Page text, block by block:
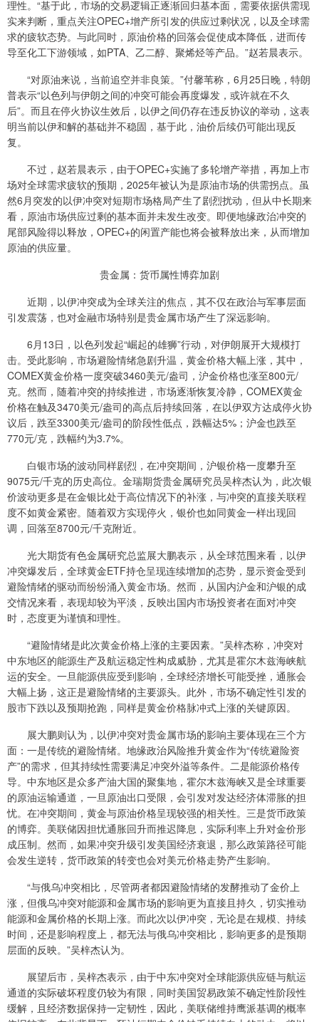
理性。“基于此，市场的交易逻辑正逐渐回归基本面，需要依据供需现
实来判断，重点关注OPEC+增产所引发的供应过剩状况，以及全球需
求的疲软态势。与此同时，原油价格的回落会促使成本降低，进而传
导至化工下游领域，如PTA、乙二醇、聚烯烃等产品。”赵若晨表示。
“对原油来说，当前追空并非良策。”付馨苇称，6月25日晚，特朗
普表示“以色列与伊朗之间的冲突可能会再度爆发，或许就在不久
后”。而且在停火协议生效后，以伊之间仍存在违反协议的举动，这表
明当前以伊和解的基础并不稳固，基于此，油价后续仍可能出现反
复。
不过，赵若晨表示，由于OPEC+实施了多轮增产举措，再加上市
场对全球需求疲软的预期，2025年被认为是原油市场的供需拐点。虽
然6月突发的以伊冲突对短期市场格局产生了剧烈扰动，但从中长期来
看，原油市场供应过剩的基本面并未发生改变。即便地缘政治冲突的
尾部风险得以释放，OPEC+的闲置产能也将会被释放出来，从而增加
原油的供应量。
贵金属：货币属性博弈加剧
近期，以伊冲突成为全球关注的焦点，其不仅在政治与军事层面
引发震荡，也对金融市场特别是贵金属市场产生了深远影响。
6月13日，以色列发起“崛起的雄狮”行动，对伊朗展开大规模打
击。受此影响，市场避险情绪急剧升温，黄金价格大幅上涨，其中，
COMEX黄金价格一度突破3460美元/盎司，沪金价格也涨至800元/
克。然而，随着冲突的持续推进，市场逐渐恢复冷静，COMEX黄金
价格在触及3470美元/盎司的高点后持续回落，在以伊双方达成停火协
议后，跌至3300美元/盎司的阶段性低点，跌幅达5%；沪金也跌至
770元/克，跌幅约为3.7%。
白银市场的波动同样剧烈，在冲突期间，沪银价格一度攀升至
9075元/千克的历史高位。金瑞期货贵金属研究员吴梓杰认为，此次银
价波动更多是在金银比处于高位情况下的补涨，与冲突的直接关联程
度不如黄金紧密。随着双方实现停火，银价也如同黄金一样出现回
调，回落至8700元/千克附近。
光大期货有色金属研究总监展大鹏表示，从全球范围来看，以伊
冲突爆发后，全球黄金ETF持仓呈现连续增加的态势，显示资金受到
避险情绪的驱动而纷纷涌入黄金市场。然而，从国内沪金和沪银的成
交情况来看，表现却较为平淡，反映出国内市场投资者在面对冲突
时，态度更为谨慎和理性。
“避险情绪是此次黄金价格上涨的主要因素。”吴梓杰称，冲突对
中东地区的能源生产及航运稳定性构成威胁，尤其是霍尔木兹海峡航
运的安全。一旦能源供应受到影响，全球经济增长可能受挫，通胀会
大幅上扬，这正是避险情绪的主要源头。此外，市场不确定性引发的
股市下跌以及预期抢跑，同样是黄金价格脉冲式上涨的关键原因。
展大鹏则认为，以伊冲突对贵金属市场的影响主要体现在三个方
面：一是传统的避险情绪。地缘政治风险推升黄金作为“传统避险资
产”的需求，但其持续性需要满足冲突外溢等条件。二是能源价格传
导。中东地区是众多产油大国的聚集地，霍尔木兹海峡又是全球重要
的原油运输通道，一旦原油出口受限，会引发对发达经济体滞胀的担
忧。在冲突期间，黄金与原油价格呈现较强的相关性。三是货币政策
的博弈。美联储因担忧通胀回升而推迟降息，实际利率上升对金价形
成压制。然而，如果冲突升级引发美国经济衰退，那么政策路径可能
会发生逆转，货币政策的转变也会对美元价格走势产生影响。
“与俄乌冲突相比，尽管两者都因避险情绪的发酵推动了金价上
涨，但俄乌冲突对能源和金属市场的影响更为直接且持久，切实推动
能源和金属价格的长期上涨。而此次以伊冲突，无论是在规模、持续
时间，还是影响程度上，都无法与俄乌冲突相比，影响更多的是预期
层面的反映。”吴梓杰认为。
展望后市，吴梓杰表示，由于中东冲突对全球能源供应链与航运
通道的实际破坏程度仍较为有限，同时美国贸易政策不确定性阶段性
缓解，且经济数据保持一定韧性，因此，美联储维持鹰派基调的概率